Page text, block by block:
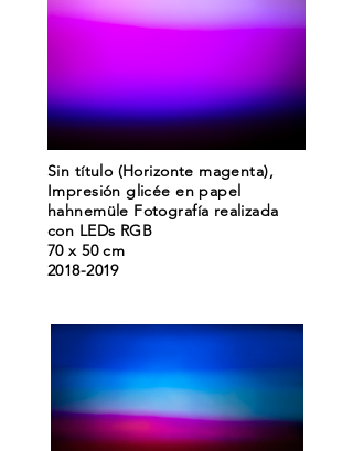
Sin título (Horizonte magenta),
Impresión glicée en papel
hahnemüle Fotografía realizada
con LEDs RGB
70 x 50 cm
2018-2019